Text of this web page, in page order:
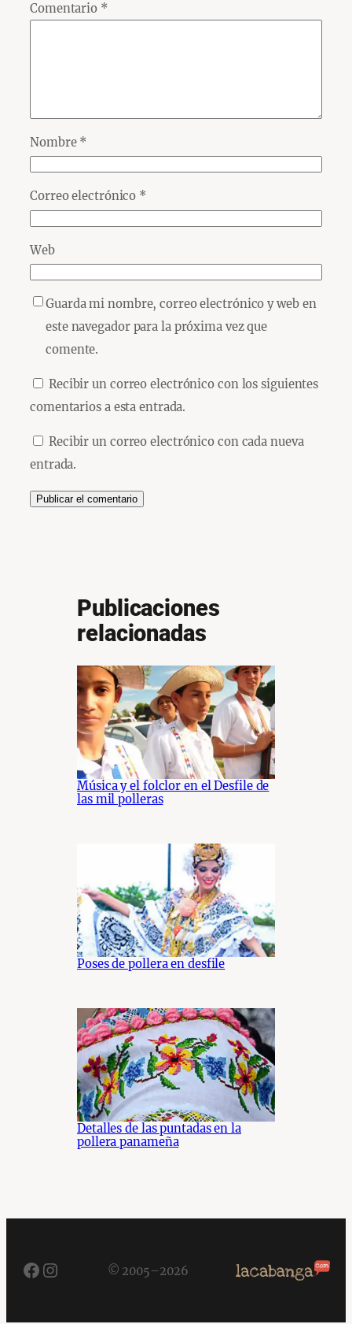
Comentario *
Nombre *
Correo electrónico *
Web
Guarda mi nombre, correo electrónico y web en
este navegador para la próxima vez que
comente.
Recibir un correo electrónico con los siguientes
comentarios a esta entrada.
Recibir un correo electrónico con cada nueva
entrada.
Publicaciones
relacionadas
Música y el folclor en el Desfile de
las mil polleras
Poses de pollera en desfile
Detalles de las puntadas en la
pollera panameña
Facebook
Instagram© 2005–2026